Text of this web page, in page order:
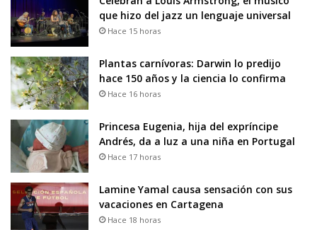
que hizo del jazz un lenguaje universal
Hace 15 horas
Plantas carnívoras: Darwin lo predijo
hace 150 años y la ciencia lo confirma
Hace 16 horas
Princesa Eugenia, hija del expríncipe
Andrés, da a luz a una niña en Portugal
Hace 17 horas
Lamine Yamal causa sensación con sus
vacaciones en Cartagena
Hace 18 horas